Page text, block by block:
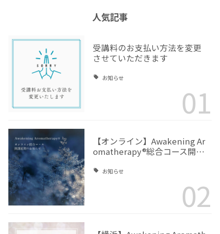
人気記事
受講料のお支払い方法を変更
させていただきます
お知らせ
01
【オンライン】Awakening Ar
omatherapy®総合コース開…
お知らせ
02